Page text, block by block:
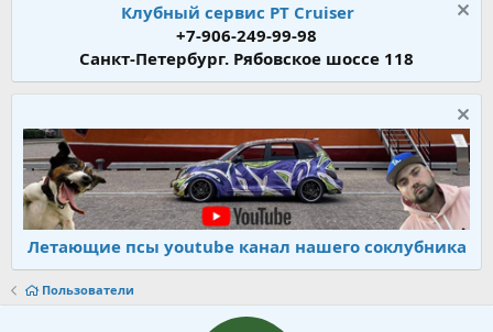
Клубный сервис PT Cruiser
+7-906-249-99-98
Санкт-Петербург. Рябовское шоссе 118
Летающие псы youtube канал нашего соклубника
Пользователи